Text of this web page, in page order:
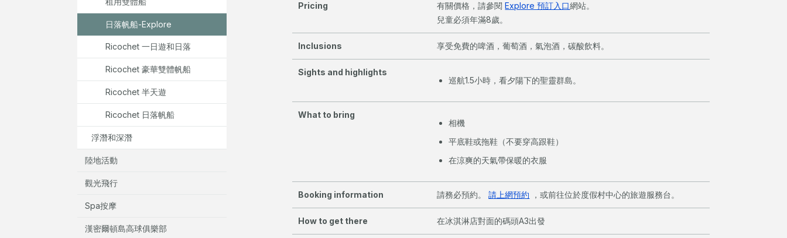
日落帆船-Explore
Ricochet 一日遊和日落
Ricochet 豪華雙體帆船
Ricochet 半天遊
Ricochet 日落帆船
浮潛和深潛
陸地活動
觀光飛行
Spa按摩
漢密爾頓島高球俱樂部
Pricing 有關價格，請參閱Explore 預訂入口網站。
兒童必須年滿8歲。
Inclusions 享受免費的啤酒，葡萄酒，氣泡酒，碳酸飲料。
Sights and highlights
巡航1.5小時，看夕陽下的聖靈群島。
What to bring
相機
平底鞋或拖鞋（不要穿高跟鞋）
在涼爽的天氣帶保暖的衣服
Booking information 請務必預約。請上網預約 ，或前往位於度假村中心的旅遊服務台。
How to get there 在冰淇淋店對面的碼頭A3出發